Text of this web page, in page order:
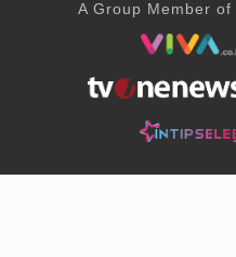
A Group Member of